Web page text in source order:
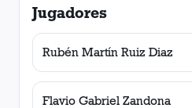
Jugadores
Rubén Martín Ruiz Diaz
Flavio Gabriel Zandona